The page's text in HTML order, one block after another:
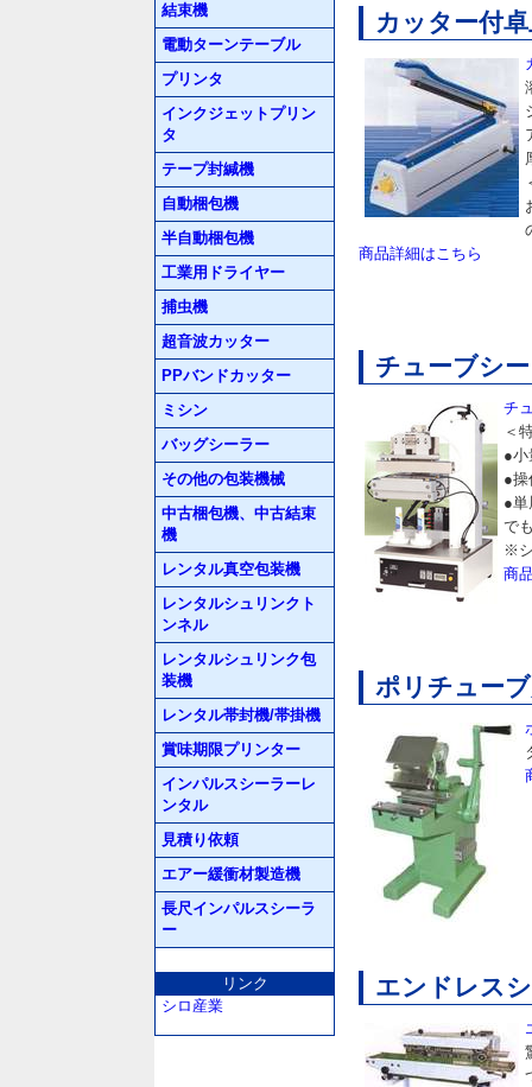
結束機
電動ターンテーブル
プリンタ
インクジェットプリン
タ
テープ封緘機
自動梱包機
半自動梱包機
工業用ドライヤー
捕虫機
超音波カッター
PPバンドカッター
ミシン
バッグシーラー
その他の包装機械
中古梱包機、中古結束
機
レンタル真空包装機
レンタルシュリンクト
ンネル
レンタルシュリンク包
装機
レンタル帯封機/帯掛機
賞味期限プリンター
インパルスシーラーレ
ンタル
見積り依頼
エアー緩衝材製造機
長尺インパルスシーラ
ー
リンク
シロ産業
カッター付
商品詳細はこちら
チューブシ
チ
＜
●小
●操
●単
で
※
商
ポリチュー
エンドレス